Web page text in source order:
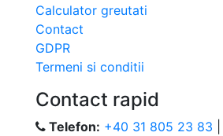
Calculator greutati
Contact
GDPR
Termeni si conditii
Contact rapid
Telefon: +40 31 805 23 83